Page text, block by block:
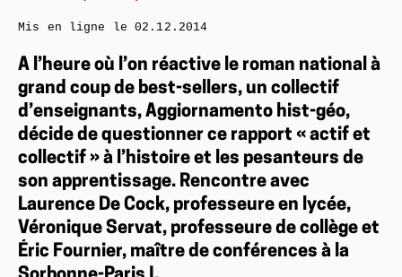
A l’heure où l’on réactive le roman national à
grand coup de best-sellers, un collectif
d’enseignants, Aggiornamento hist-géo,
décide de questionner ce rapport « actif et
collectif » à l’histoire et les pesanteurs de
son apprentissage. Rencontre avec
Laurence De Cock, professeure en lycée,
Véronique Servat, professeure de collège et
Éric Fournier, maître de conférences à la
Mis en ligne le02.12.2014